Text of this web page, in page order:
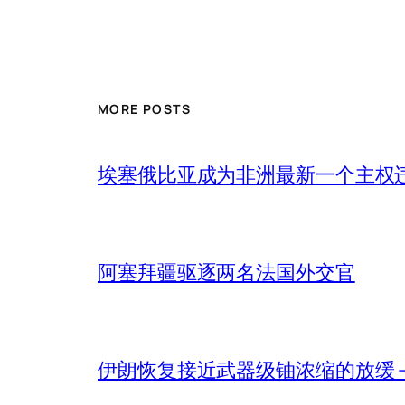
MORE POSTS
埃塞俄比亚成为非洲最新一个主权
阿塞拜疆驱逐两名法国外交官
伊朗恢复接近武器级铀浓缩的放缓